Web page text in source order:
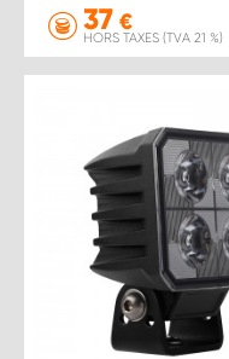
37 €
HORS TAXES (TVA 21 %)